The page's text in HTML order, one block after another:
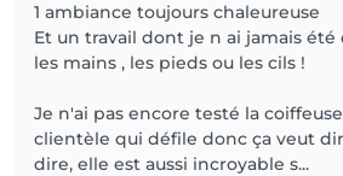
1 ambiance toujours chaleureuse
Et un travail dont je n ai jamais
les mains , les pieds ou les cils !
Je n'ai pas encore testé la
clientèle qui défile donc ça veut
dire, elle est aussi incroyable s...